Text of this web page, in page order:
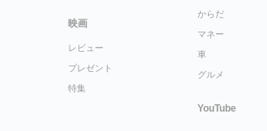
映画
レビュー
プレゼント
特集
からだ
マネー
車
グルメ
YouTube